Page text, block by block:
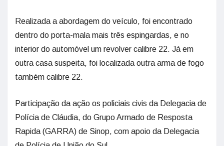
Realizada a abordagem do veículo, foi encontrado
dentro do porta-mala mais três espingardas, e no
interior do automóvel um revolver calibre 22. Já em
outra casa suspeita, foi localizada outra arma de fogo
também calibre 22.
Participação da ação os policiais civis da Delegacia de
Polícia de Cláudia, do Grupo Armado de Resposta
Rapida (GARRA) de Sinop, com apoio da Delegacia